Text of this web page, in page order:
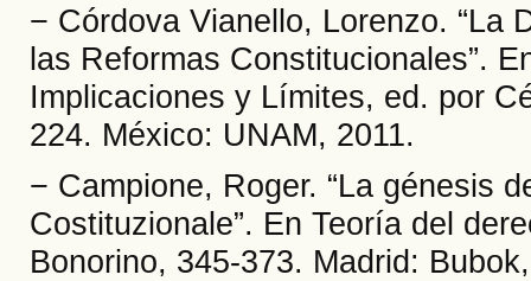
− Córdova Vianello, Lorenzo. “La
las Reformas Constitucionales”.
Implicaciones y Límites, ed. por
224. México: UNAM, 2011.
− Campione, Roger. “La génesis
Costituzionale”. En Teoría del
Bonorino, 345-373. Madrid: